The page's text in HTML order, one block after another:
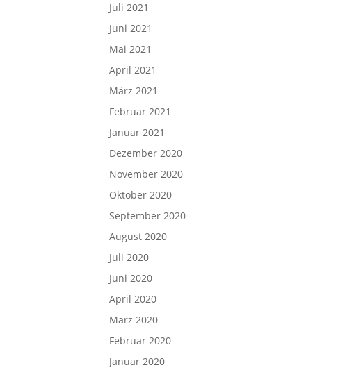
Juli 2021
Juni 2021
Mai 2021
April 2021
März 2021
Februar 2021
Januar 2021
Dezember 2020
November 2020
Oktober 2020
September 2020
August 2020
Juli 2020
Juni 2020
April 2020
März 2020
Februar 2020
Januar 2020